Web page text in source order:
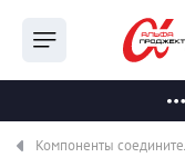
Компоненты